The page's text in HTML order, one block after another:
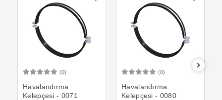
(0)
Havalandırma
Kelepçesi - 0071
(0)
Havalandırma
Kelepçesi - 0080